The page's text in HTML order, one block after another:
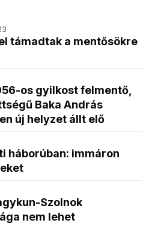
támadtak a mentősökre
os gyilkost felmentő,
Baka András
új helyzet állt elő
háborúban: immáron
Szolnok
nem lehet